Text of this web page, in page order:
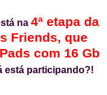
na 4ª etapa da
Friends, que
com 16 Gb
está participando?!